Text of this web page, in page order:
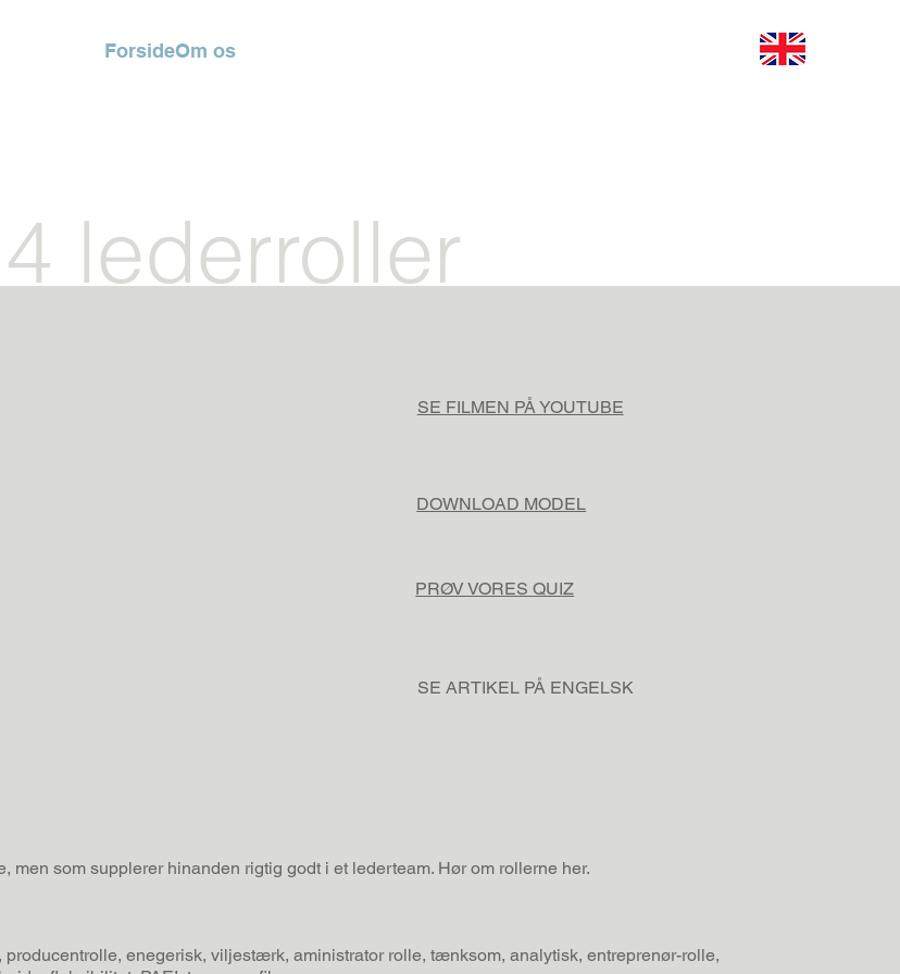
ForsideOm os
lederroller
SE FILMEN PÅ YOUTUBE
DOWNLOAD MODEL
PRØV VORES QUIZ
SE ARTIKEL PÅ ENGELSK
som supplerer hinanden rigtig godt i et lederteam. Hør om rollerne her.
producentrolle, enegerisk, viljestærk, aministrator rolle, tænksom, analytisk, entreprenør-rolle,